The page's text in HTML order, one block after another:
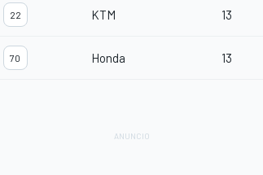
22 KTM 13
70 Honda 13